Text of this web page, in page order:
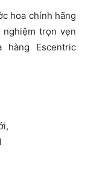
hoa chính hãng
nghiệm trọn vẹn
hàng Escentric